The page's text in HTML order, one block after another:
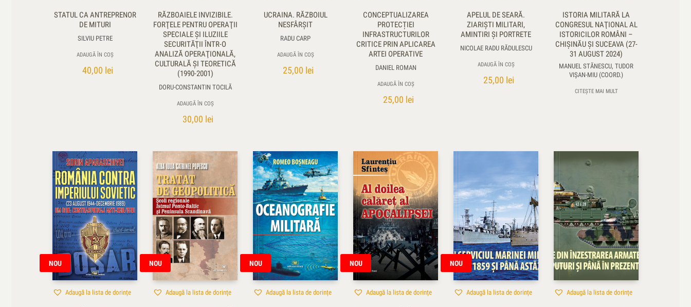
Înainte de secolul XX
Primul Război Mondial
Secolul XX 336
Secolul XXI 170
Afișați numai produsele la reducere Doar in stoc
STATUL CA ANTREPRENOR
DE MITURI
SILVIU PETRE
ADAUGĂ ÎN COȘ
40,00 lei
RĂZBOAIELE INVIZIBILE.
FORŢELE PENTRU OPERAŢII
SPECIALE ŞI ILUZIILE
SECURITĂŢII ÎNTR-O
ANALIZĂ OPERAŢIONALĂ,
CULTURALĂ ŞI TEORETICĂ
(1990-2001)
DORU-CONSTANTIN TOCILĂ
ADAUGĂ ÎN COȘ
30,00 lei
UCRAINA. RĂZBOIUL
NESFÂRȘIT
RADU CARP
ADAUGĂ ÎN COȘ
25,00 lei
CONCEPTUALIZAREA
PROTECȚIEI
INFRASTRUCTURILOR
CRITICE PRIN APLICAREA
ARTEI OPERATIVE
DANIEL ROMAN
ADAUGĂ ÎN COȘ
25,00 lei
APELUL DE SEARĂ.
ZIARIŞTI MILITARI,
AMINTIRI ŞI PORTRETE
NICOLAE RADU RĂDULESCU
ADAUGĂ ÎN COȘ
25,00 lei
ISTORIA MILITARĂ LA
CONGRESUL NAŢIONAL AL
ISTORICILOR ROMÂNI –
CHIŞINĂU ŞI SUCEAVA (27-
31 AUGUST 2024)
MANUEL STĂNESCU, TUDOR
VIŞAN-MIU (COORD.)
CITEȘTE MAI MULT
NOU
Adaugă la lista de dorințe
NOU
Adaugă la lista de dorințe
NOU
Adaugă la lista de dorințe
NOU
Adaugă la lista de dorințe
NOU
Adaugă la lista de dorințe Adaugă la lista de dorințe